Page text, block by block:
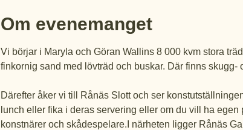
Om evenemanget
Vi börjar i Maryla och Göran Wallins 8 000 kvm stora
finkornig sand med lövträd och buskar. Där finns skugg-
Därefter åker vi till Rånäs Slott och ser
lunch eller fika i deras servering eller om du vill ha
konstnärer och skådespelare.I närheten ligger Rånäs